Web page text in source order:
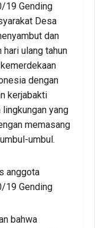
19 Gending
Desa
dan
hari ulang tahun
dengan
kerjabakti
yang
memasang
umbul.
anggota
19 Gending
bahwa